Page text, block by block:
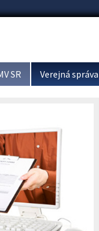
SR Verejná správa